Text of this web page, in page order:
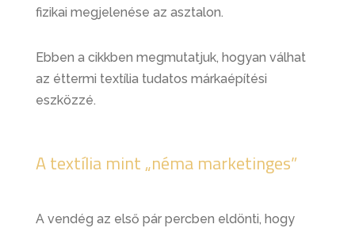
fizikai megjelenése az asztalon.
Ebben a cikkben megmutatjuk, hogyan válhat
az éttermi textília tudatos márkaépítési
eszközzé.
A textília mint „néma marketinges”
A vendég az első pár percben eldönti, hogy